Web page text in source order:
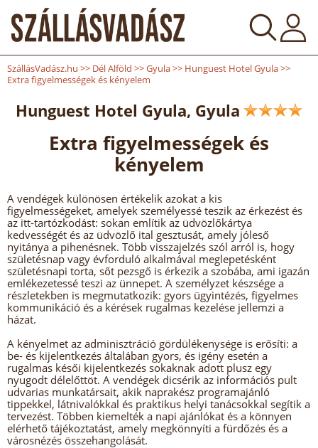
SzállásVadász.hu >> Dél Alföld >>Gyula>> Hunguest Hotel Gyula>>
Extra figyelmességek és kényelem
Hunguest Hotel Gyula, Gyula
Extra figyelmességek és
kényelem
A vendégek különösen értékelik azokat a kis
figyelmességeket, amelyek személyessé teszik az érkezést és
az itt-tartózkodást: sokan említik az üdvözlőkártya
kedvességét és az üdvözlő ital gesztusát, amely jóleső
nyitánya a pihenésnek. Több visszajelzés szól arról is, hogy
születésnap vagy évforduló alkalmával meglepetésként
születésnapi torta, sőt pezsgő is érkezik a szobába, ami igazán
emlékezetessé teszi az ünnepet. A személyzet készsége a
részletekben is megmutatkozik: gyors ügyintézés, figyelmes
kommunikáció és a kérések rugalmas kezelése jellemzi a
házat.
A kényelmet az adminisztráció gördülékenysége is erősíti: a
be- és kijelentkezés általában gyors, és igény esetén a
rugalmas késői kijelentkezés sokaknak adott plusz egy
nyugodt délelőttöt. A vendégek dicsérik az információs pult
udvarias munkatársait, akik naprakész programajánló
tippekkel, látnivalókkal és praktikus helyi tanácsokkal segítik a
tervezést. Többen kiemelték a napi ajánlókat és a könnyen
elérhető tájékoztatást, amely megkönnyíti a fürdőzés és a
városnézés összehangolását.